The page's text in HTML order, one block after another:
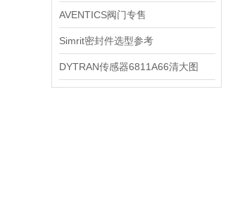
AVENTICS阀门专售
Simrit密封件选型参考
DYTRAN传感器6811A66清大图